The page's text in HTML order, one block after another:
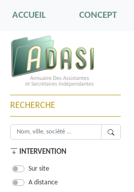
ACCUEIL CONCEPT
RECHERCHE
INTERVENTION
Sur site
A distance